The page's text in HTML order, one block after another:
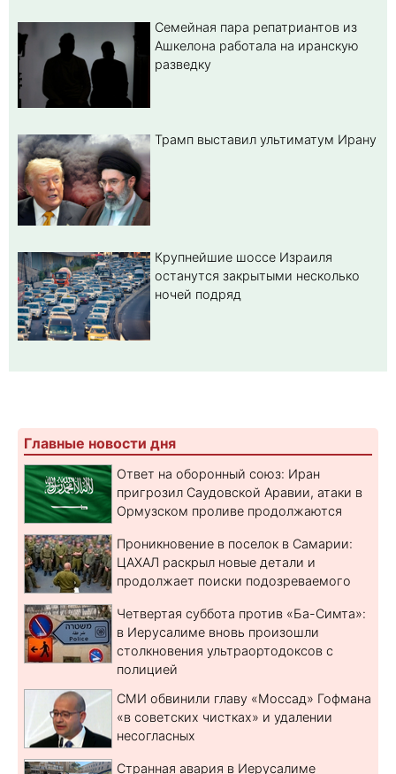
Семейная пара репатриантов из
Ашкелона работала на иранскую
разведку
Трамп выставил ультиматум Ирану
Крупнейшие шоссе Израиля
останутся закрытыми несколько
ночей подряд
Главные новости дня
Ответ на оборонный союз: Иран
пригрозил Саудовской Аравии, атаки в
Ормузском проливе продолжаются
Проникновение в поселок в Самарии:
ЦАХАЛ раскрыл новые детали и
продолжает поиски подозреваемого
Четвертая суббота против «Ба-Симта»:
в Иерусалиме вновь произошли
столкновения ультраортодоксов с
полицией
СМИ обвинили главу «Моссад» Гофмана
«в советских чистках» и удалении
несогласных
Странная авария в Иерусалиме